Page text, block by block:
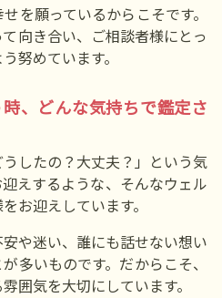
を願っているからこそです。
向き合い、ご相談者様にとっ
努めています。
時、どんな気持ちで鑑定さ
したの？大丈夫？」という気
えするような、そんなウェル
お迎えしています。
や迷い、誰にも話せない想い
多いものです。だからこそ、
囲気を大切にしています。